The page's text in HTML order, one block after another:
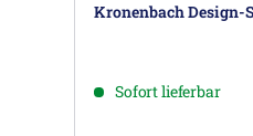
Kronenbach Design-
Sofort lieferbar